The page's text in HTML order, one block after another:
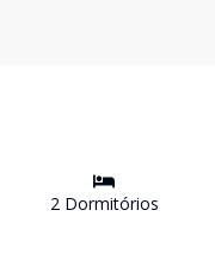
2Dormitórios